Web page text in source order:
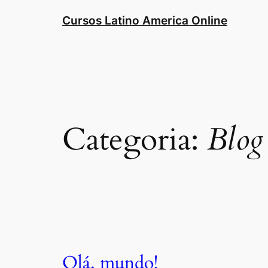
Cursos Latino America Online
Categoria: Blog